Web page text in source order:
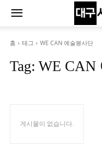
홈 태그 WE CAN 예술봉사단
Tag: WE CAN
게시물이 없습니다.